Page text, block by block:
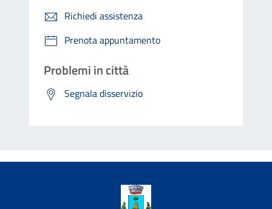
Richiedi assistenza
Prenota appuntamento
Problemi in città
Segnala disservizio